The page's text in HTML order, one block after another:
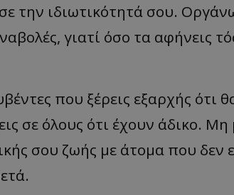
την ιδιωτικότητά σου.
γιατί όσο τα αφήνεις
που ξέρεις εξαρχής ότι
σε όλους ότι έχουν άδικο. Μη
σου ζωής με άτομα που δεν